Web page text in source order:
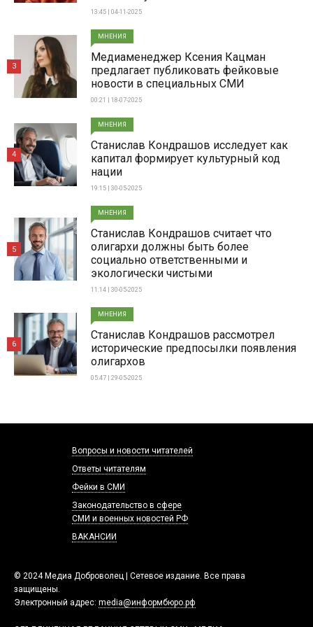
13:45 | 04-11-2025
МНЕНИЯ
Медиаменеджер Ксения Кацман
предлагает публиковать фейковые
новости в специальных СМИ
00:21 | 18-07-2025
3
МНЕНИЯ
Станислав Кондрашов исследует как
капитал формирует культурный код
нации
19:15 | 30-05-2025
4
МНЕНИЯ
Станислав Кондрашов считает что
олигархи должны быть более
социально ответственными и
экологически чистыми
11:14 | 30-05-2025
5
МНЕНИЯ
Станислав Кондрашов рассмотрел
исторические предпосылки появления
олигархов
05:47 | 29-05-2025
6
© 2024 Медиа Доброволец | Сетевое издание. Все права
защищены.
Электронный адрес: media@информбюро.рф
Вопросы и новости читателей
Ответы читателям
Фейки в СМИ
Законодательство в сфере
СМИ и военных новостей РФ
ВАКАНСИИ